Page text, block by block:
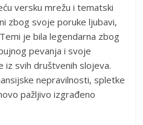
versku mrežu i tematski
zbog svoje poruke ljubavi,
je bila legendarna zbog
pevanja i svoje
svih društvenih slojeva.
nepravilnosti, spletke
pažljivo izgrađeno